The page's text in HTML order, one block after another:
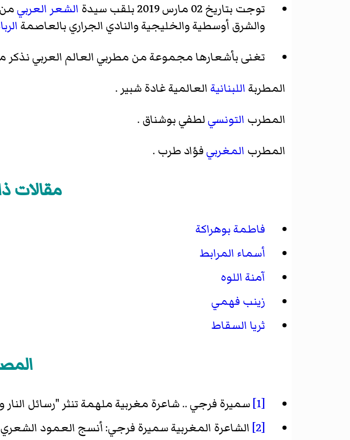
توجت بتاريخ 02 مارس 2019 بلقب سيدة
الشعر العربيمن
والشرق أوسطية والخليجية والنادي الجراري بالعاصمة
تغنى بأشعارها مجموعة من مطربي العالم العربي نذكر
المطربة اللبنانية العالمية غادة شبير .
المطرب التونسيلطفي بوشناق .
المطرب المغربيفؤاد طرب .
مقالات
فاطمة بوهراكة
أسماء المرابط
آمنة اللوه
زينب فهمي
ثريا السقاط
[1]
سميرة فرجي .. شاعرة مغربية ملهمة تنثر "رسائل النار
[2]
الشاعرة المغربية سميرة فرجي: أنسج العمود